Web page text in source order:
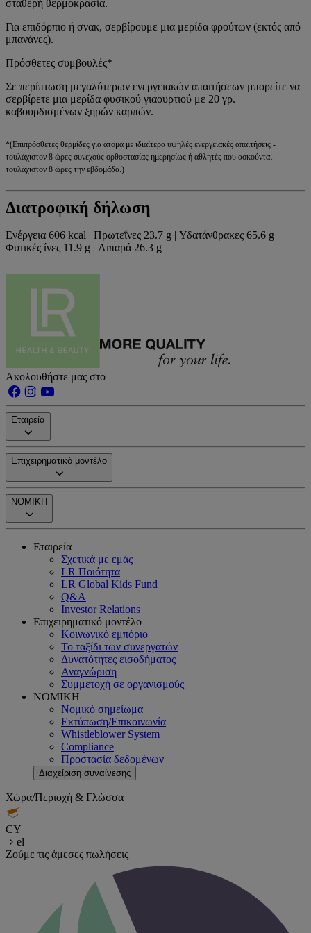
σταθερή θερμοκρασία.
Για επιδόρπιο ή σνακ, σερβίρουμε μια μερίδα φρούτων (εκτός από
μπανάνες).
Πρόσθετες συμβουλές*
Σε περίπτωση μεγαλύτερων ενεργειακών απαιτήσεων μπορείτε να
σερβίρετε μια μερίδα φυσικού γιαουρτιού με 20 γρ.
καβουρδισμένων ξηρών καρπών.
*(Επιπρόσθετες θερμίδες για άτομα με ιδιαίτερα υψηλές ενεργειακές απαιτήσεις -
τουλάχιστον 8 ώρες συνεχούς ορθοστασίας ημερησίως ή αθλητές που ασκούνται
τουλάχιστον 8 ώρες την εβδομάδα.)
Διατροφική δήλωση
Ενέργεια 606 kcal | Πρωτεΐνες 23.7 g | Υδατάνθρακες 65.6 g |
Φυτικές ίνες 11.9 g | Λιπαρά 26.3 g
Ακολουθήστε μας στο
Εταιρεία
Επιχειρηματικό μοντέλο
ΝΟΜΙΚΗ
Εταιρεία
Σχετικά με εμάς
LR Ποιότητα
LR Global Kids Fund
Q&A
Investor Relations
Επιχειρηματικό μοντέλο
Κοινωνικό εμπόριο
Το ταξίδι των συνεργατών
Δυνατότητες εισοδήματος
Αναγνώριση
Συμμετοχή σε οργανισμούς
ΝΟΜΙΚΗ
Νομικό σημείωμα
Εκτύπωση/Επικοινωνία
Whistleblower System
Compliance
Προστασία δεδομένων
Διαχείριση συναίνεσης
Χώρα/Περιοχή & Γλώσσα
CY
el
Ζούμε τις άμεσες πωλήσεις